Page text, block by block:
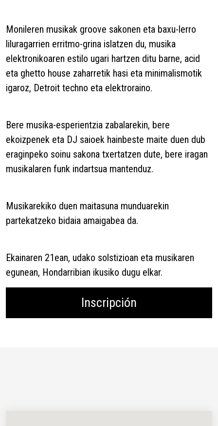
Monileren musikak groove sakonen eta baxu-lerro
liluragarrien erritmo-grina islatzen du, musika
elektronikoaren estilo ugari hartzen ditu barne, acid
eta ghetto house zaharretik hasi eta minimalismotik
igaroz, Detroit techno eta elektroraino.
Bere musika-esperientzia zabalarekin, bere
ekoizpenek eta DJ saioek hainbeste maite duen dub
eraginpeko soinu sakona txertatzen dute, bere iragan
musikalaren funk indartsua mantenduz.
Musikarekiko duen maitasuna munduarekin
partekatzeko bidaia amaigabea da.
Ekainaren 21ean, udako solstizioan eta musikaren
egunean, Hondarribian ikusiko dugu elkar.
Inscripción